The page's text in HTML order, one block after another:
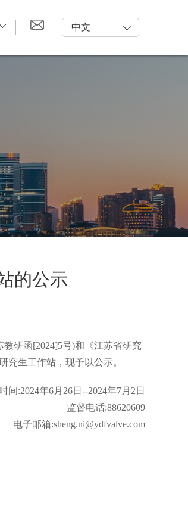
中文
的公示
研函[2024]5号)和《江苏省研究
究生工作站，现予以公示。
间:2024年6月26日--2024年7月2日
监督电话:88620609
电子邮箱:sheng.ni@ydfvalve.com